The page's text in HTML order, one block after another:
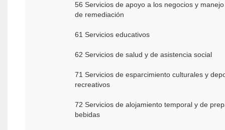
56 Servicios de apoyo a los negocios y
de remediación
61 Servicios educativos
62 Servicios de salud y de asistencia social
71 Servicios de esparcimiento culturales y
recreativos
72 Servicios de alojamiento temporal y de
bebidas